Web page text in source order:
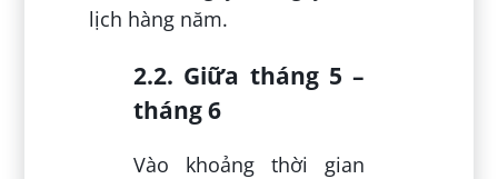
lịch hàng năm.
2.2. Giữa tháng 5 –
tháng 6
Vào khoảng thời gian